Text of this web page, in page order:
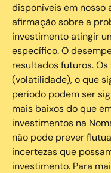
disponíveis em nosso
afirmação sobre a
investimento atingir
específico. O
resultados futuros.
(volatilidade), o que
período podem ser
mais baixos do que
investimentos na
não pode prever
incertezas que
investimento. Para